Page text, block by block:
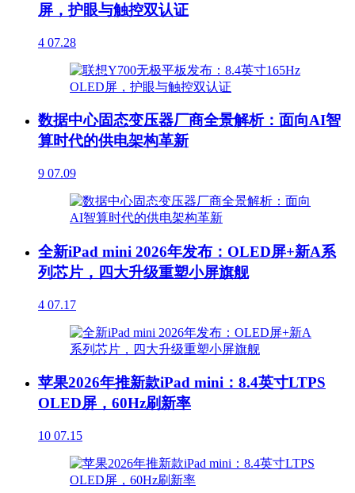
屏，护眼与触控双认证
4 07.28
数据中心固态变压器厂商全景解析：面向AI智
算时代的供电架构革新
9 07.09
全新iPad mini 2026年发布：OLED屏+新A系
列芯片，四大升级重塑小屏旗舰
4 07.17
苹果2026年推新款iPad mini：8.4英寸LTPS
OLED屏，60Hz刷新率
10 07.15